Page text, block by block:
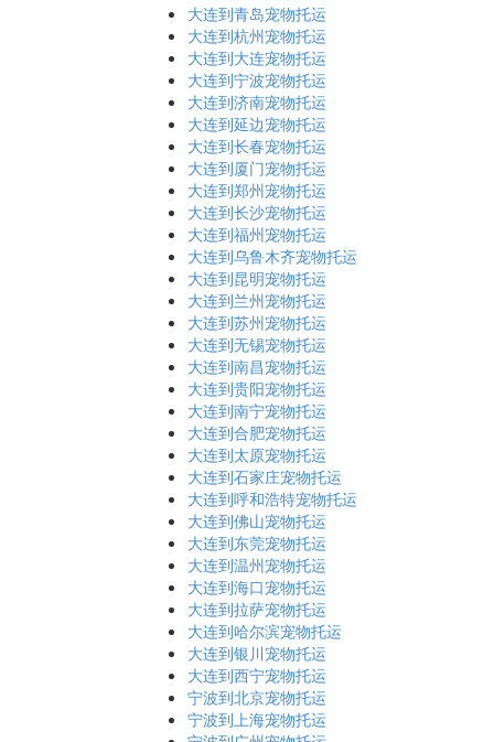
大连到青岛宠物托运
大连到杭州宠物托运
大连到大连宠物托运
大连到宁波宠物托运
大连到济南宠物托运
大连到延边宠物托运
大连到长春宠物托运
大连到厦门宠物托运
大连到郑州宠物托运
大连到长沙宠物托运
大连到福州宠物托运
大连到乌鲁木齐宠物托运
大连到昆明宠物托运
大连到兰州宠物托运
大连到苏州宠物托运
大连到无锡宠物托运
大连到南昌宠物托运
大连到贵阳宠物托运
大连到南宁宠物托运
大连到合肥宠物托运
大连到太原宠物托运
大连到石家庄宠物托运
大连到呼和浩特宠物托运
大连到佛山宠物托运
大连到东莞宠物托运
大连到温州宠物托运
大连到海口宠物托运
大连到拉萨宠物托运
大连到哈尔滨宠物托运
大连到银川宠物托运
大连到西宁宠物托运
宁波到北京宠物托运
宁波到上海宠物托运